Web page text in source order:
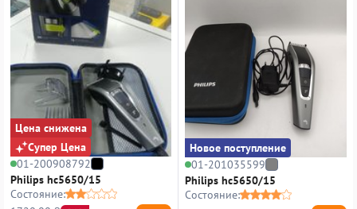
Цена снижена
Супер Цена
01-200908792
Philips hc5650/15
Состояние:
Новое поступление
01-201035599
Philips hc5650/15
Состояние: